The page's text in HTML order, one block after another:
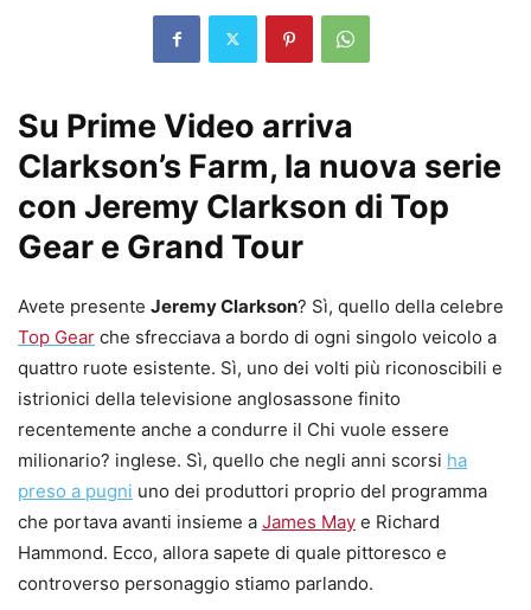
Su Prime Video arriva
Clarkson’s Farm, la nuova serie
con Jeremy Clarkson di Top
Gear e Grand Tour
Avete presente Jeremy Clarkson? Sì, quello della celebre
Top Gear che sfrecciava a bordo di ogni singolo veicolo a
quattro ruote esistente. Sì, uno dei volti più riconoscibili e
istrionici della televisione anglosassone finito
recentemente anche a condurre il Chi vuole essere
milionario? inglese. Sì, quello che negli anni scorsi ha
preso a pugni uno dei produttori proprio del programma
che portava avanti insieme a James May e Richard
Hammond. Ecco, allora sapete di quale pittoresco e
controverso personaggio stiamo parlando.